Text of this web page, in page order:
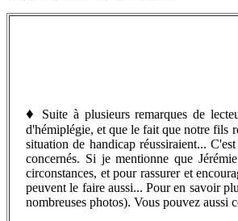
♦
Suite à plusieurs remarques de
d'hémiplégie, et que le fait que notre fils
situation de handicap réussiraient...
concernés. Si je mentionne que
circonstances, et pour rassurer et
peuvent le faire aussi...Pour en savoir
nombreuses photos). Vous pouvez aussi